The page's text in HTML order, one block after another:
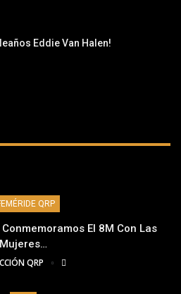
Eddie Van Halen!
QRP
El 8M Con Las
Mujeres…
QRP